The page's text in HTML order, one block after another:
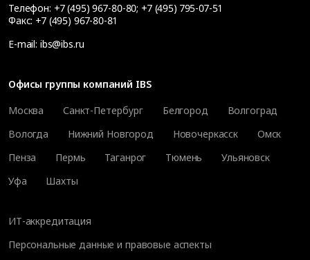
Телефон: +7 (495) 967-80-80; +7 (495) 795-07-51
Факс: +7 (495) 967-80-81
E-mail: ibs@ibs.ru
Офисы группы компаний IBS
Москва
Санкт-Петербург Белгород
Волгоград
Вологда
Нижний Новгород Новочеркасск
Омск
Пенза
Пермь Таганрог Тюмень
Ульяновск
Уфа
Шахты
ИТ-аккредитация
Персональные данные и правовые аспекты